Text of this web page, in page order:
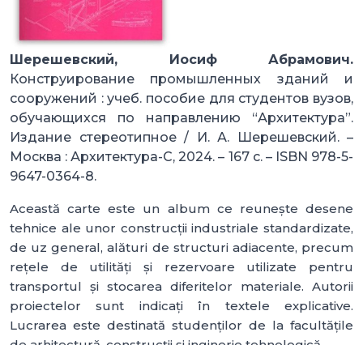
Шерешевский, Иосиф Абрамович.
Конструирование промышленных зданий и
сооружений : учеб. пособие для студентов вузов,
обучающихся по направлению “Архитектура”.
Издание стереотипное / И. А. Шерешевский. –
Москва : Архитектура-С, 2024. – 167 с. – ISBN 978-5-
9647-0364-8.
Această carte este un album ce reunește desene
tehnice ale unor construcții industriale standardizate,
de uz general, alături de structuri adiacente, precum
rețele de utilități și rezervoare utilizate pentru
transportul și stocarea diferitelor materiale. Autorii
proiectelor sunt indicați în textele explicative.
Lucrarea este destinată studenților de la facultățile